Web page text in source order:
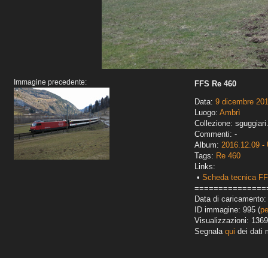
Immagine precedente:
FFS Re 460
Data: 9 dicembre
Luogo: Ambrì
Collezione:
Commenti: -
Album: 2016.12.09 -
Tags: Re 460
Links:
• Scheda tecnica
Data di caricamento:
ID immagine: 995 (
Visualizzazioni: 1369
Segnala qui dei dati